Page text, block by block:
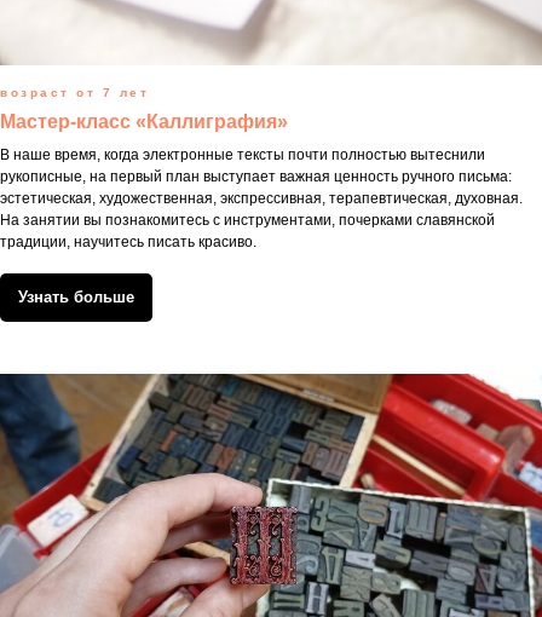
возраст от 7 лет
Мастер-класс «Каллиграфия»
В наше время, когда электронные тексты почти полностью вытеснили
рукописные, на первый план выступает важная ценность ручного письма:
эстетическая, художественная, экспрессивная, терапевтическая, духовная.
На занятии вы познакомитесь с инструментами, почерками славянской
традиции, научитесь писать красиво.
Узнать больше